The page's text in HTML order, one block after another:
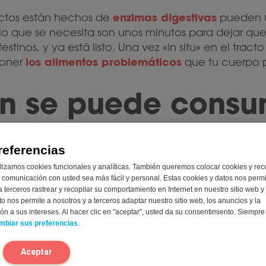
cookies funcionales y analíticas. También queremos colocar cookies y
con usted sea más fácil y personal. Estas cookies y datos nos
terceros rastrear y recopilar su comportamiento en Internet en nuestro sitio web y
nos permite a nosotros y a terceros adaptar nuestro sitio web, los anuncios y la
a sus intereses. Al hacer clic en "aceptar", usted da su consentimiento.
sus preferencias
Aceptar
están hechos de enzimas digestivas pueden
que se necesita son unos minutos para dejar
y ya está listo. Una vez «in situ» en el
los alimentos problemáticos que tu cuerpo
se puede
formatos
de tomar los suplementos de Intoleran cuando
la forma deconsumirlos.
el mencionado batido o un producto
gotas de lactasa
a la leche de
puedes reducir la lactosa presente en la